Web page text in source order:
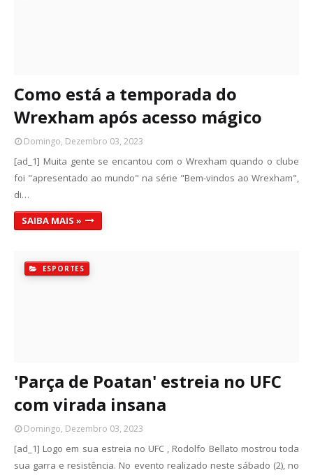
Como está a temporada do
Wrexham após acesso mágico
Domingo, Dezembro 03, 2023
[ad_1] Muita gente se encantou com o Wrexham quando o clube
foi "apresentado ao mundo" na série "Bem-vindos ao Wrexham",
di…
SAIBA MAIS »
ESPORTES
'Parça de Poatan' estreia no UFC
com virada insana
Domingo, Dezembro 03, 2023
[ad_1] Logo em sua estreia no UFC , Rodolfo Bellato mostrou toda
sua garra e resistência. No evento realizado neste sábado (2), no